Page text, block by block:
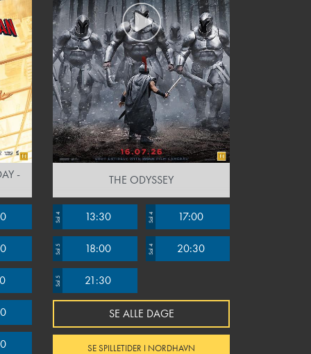
- THE ODYSSEY
Sal 4 13:30 Sal 4 17:00
Sal 5 18:00 Sal 4 20:30
Sal 5 21:30
SE ALLE DAGE
SE SPILLETIDER I NORDHAVN